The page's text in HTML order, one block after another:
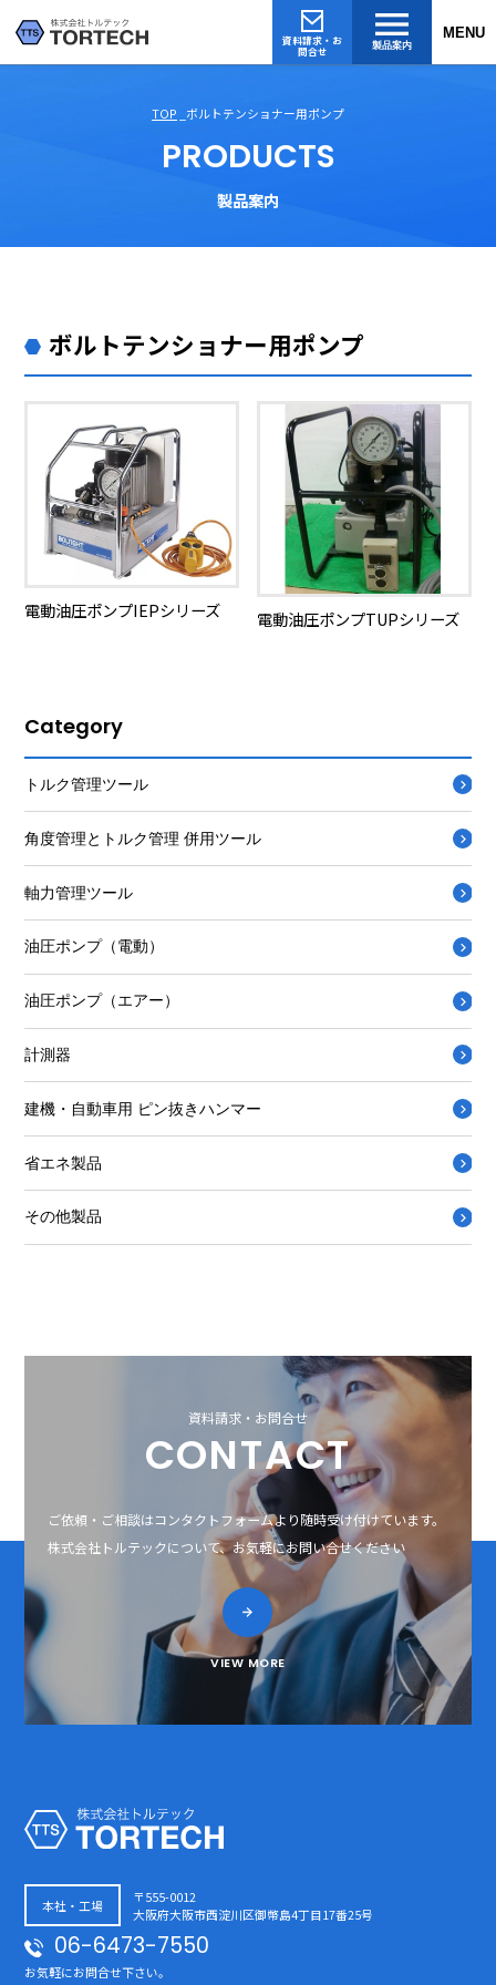
資料請求・お
問合せ
製品案内
MENU
TOP ボルトテンショナー用ポンプ
PRODUCTS
製品案内
ボルトテンショナー用ポンプ
電動油圧ポンプIEPシリーズ 電動油圧ポンプTUPシリーズ
Category
トルク管理ツール
角度管理とトルク管理 併用ツール
軸力管理ツール
油圧ポンプ（電動）
油圧ポンプ（エアー）
計測器
建機・自動車用 ピン抜きハンマー
省エネ製品
その他製品
資料請求・お問合せ
CONTACT
ご依頼・ご相談はコンタクトフォームより随時受け付けています。
株式会社トルテックについて、お気軽にお問い合せください
VIEW MORE
本社・工場
〒555-0012
大阪府大阪市西淀川区御幣島4丁目17番25号
06-6473-7550
お気軽にお問合せ下さい。